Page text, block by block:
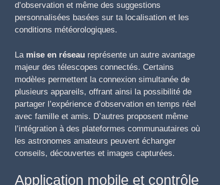
d’observation et même des suggestions
personnalisées basées sur ta localisation et les
conditions météorologiques.
La mise en réseau représente un autre avantage
majeur des télescopes connectés. Certains
modèles permettent la connexion simultanée de
plusieurs appareils, offrant ainsi la possibilité de
partager l’expérience d’observation en temps réel
avec famille et amis. D’autres proposent même
l’intégration à des plateformes communautaires où
les astronomes amateurs peuvent échanger
conseils, découvertes et images capturées.
Application mobile et contrôle